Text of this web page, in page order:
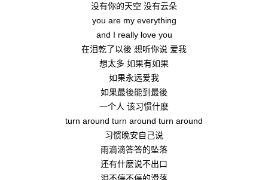
没有你的天空 没有云朵
you are my everything
and I really love you
在泪乾了以後 想听你说 爱我
想太多 如果有如果
如果永远爱我
如果最後能到最後
一个人 该习惯什麽
turn around turn around turn around
习惯晚安自己说
雨滴滴答答的坠落
还有什麽说不出口